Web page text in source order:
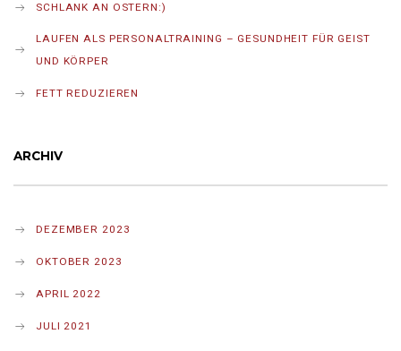
SCHLANK AN OSTERN:)
LAUFEN ALS PERSONALTRAINING – GESUNDHEIT FÜR GEIST
UND KÖRPER
FETT REDUZIEREN
ARCHIV
DEZEMBER 2023
OKTOBER 2023
APRIL 2022
JULI 2021